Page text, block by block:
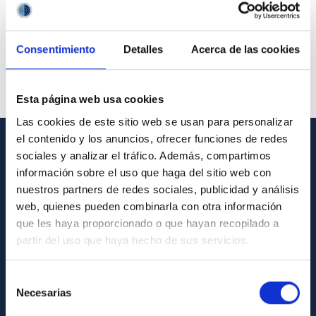
Consentimiento Detalles Acerca de las cookies
Esta página web usa cookies
Las cookies de este sitio web se usan para personalizar
el contenido y los anuncios, ofrecer funciones de redes
sociales y analizar el tráfico. Además, compartimos
información sobre el uso que haga del sitio web con
nuestros partners de redes sociales, publicidad y análisis
web, quienes pueden combinarla con otra información
que les haya proporcionado o que hayan recopilado a
partir del uso que haya hecho de sus servicios.
Necesarias
GENERAL INFORMATION
Contact
How to get to the IAC
List of personnel
Library
General register